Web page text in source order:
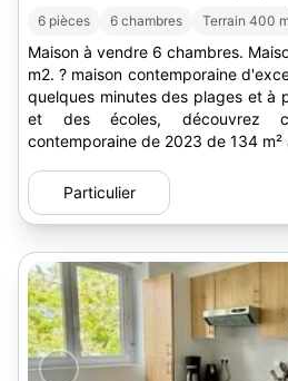
6 pièces 6 chambres Terrain 400
Maison à vendre 6 chambres.
m2. ? maison contemporaine
quelques minutes des plages et à
et des écoles, découvrez
contemporaine de 2023 de 134 m²
Particulier